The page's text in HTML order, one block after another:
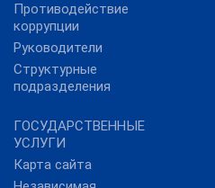
Противодействие
коррупции
Руководители
Структурные
подразделения
ГОСУДАРСТВЕННЫЕ
УСЛУГИ
Карта сайта